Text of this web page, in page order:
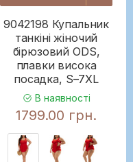
9042198 Купальник
танкіні жіночий
бірюзовий ODS,
плавки висока
посадка, S–7XL
В наявності
1799.00 грн.